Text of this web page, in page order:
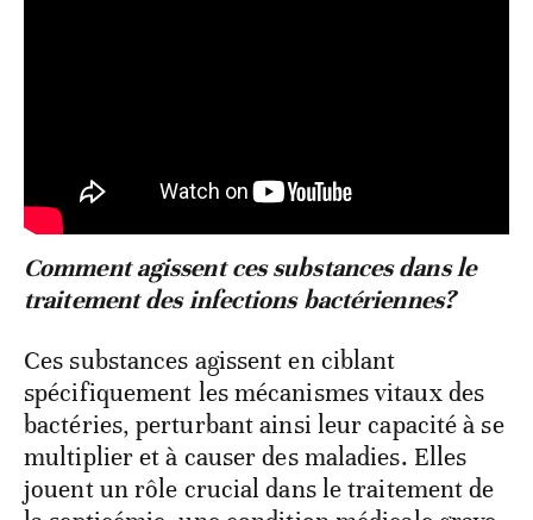
Comment agissent ces substances dans le
traitement des infections bactériennes?
Ces substances agissent en ciblant
spécifiquement les mécanismes vitaux des
bactéries, perturbant ainsi leur capacité à se
multiplier et à causer des maladies. Elles
jouent un rôle crucial dans le traitement de